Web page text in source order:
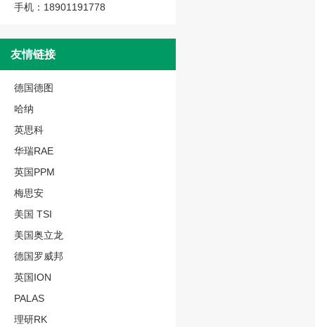
手机：18901191778
友情链接
德国德图
哈纳
英思科
华瑞RAE
英国PPM
梅思安
美国 TSI
美国奥立龙
德国罗威邦
英国ION
PALAS
理研RK